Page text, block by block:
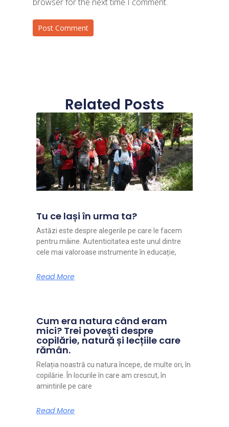
Related Posts
Tu ce lași în urma ta?
Astăzi este despre alegerile pe care le facem
pentru mâine. Autenticitatea este unul dintre
cele mai valoroase instrumente în educație,
Read More
Cum era natura când eram
mici? Trei povești despre
copilărie, natură și lecțiile care
rămân.
Relația noastră cu natura începe, de multe ori, în
copilărie. În locurile în care am crescut, în
amintirile pe care
Read More